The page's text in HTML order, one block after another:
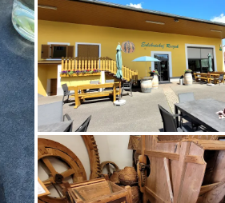
Bild melden
von Elfriede